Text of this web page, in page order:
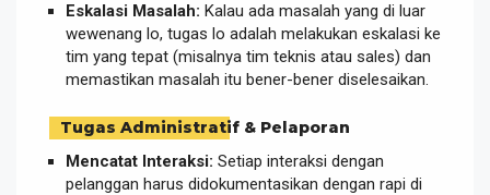
Eskalasi Masalah: Kalau ada masalah yang di luar
wewenang lo, tugas lo adalah melakukan eskalasi ke
tim yang tepat (misalnya tim teknis atau sales) dan
memastikan masalah itu bener-bener diselesaikan.
Tugas Administratif & Pelaporan
Mencatat Interaksi: Setiap interaksi dengan
pelanggan harus didokumentasikan dengan rapi di